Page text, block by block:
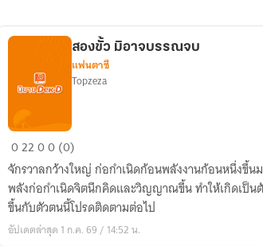
สอง
ขั้ว
มิ
อาจ
บรรณ
จบ
สองขั้ว มิอาจบรรณจบ
แฟนตาซี
Topzeza
02200 (0)
จักรวาลกว้างใหญ่ ก่อกำเนิดก้อนพลังงานก้อนหนึ่งขึ้น
พลังก่อกำเนิดจิตนึกคิดและวิญญาณขึ้น ทำให้เกิดเป็น
ขึ้นกับตัวตนนี้โปรดติดตามต่อไป
อัปเดตล่าสุด 1 ก.ค. 69 / 14:52 น.